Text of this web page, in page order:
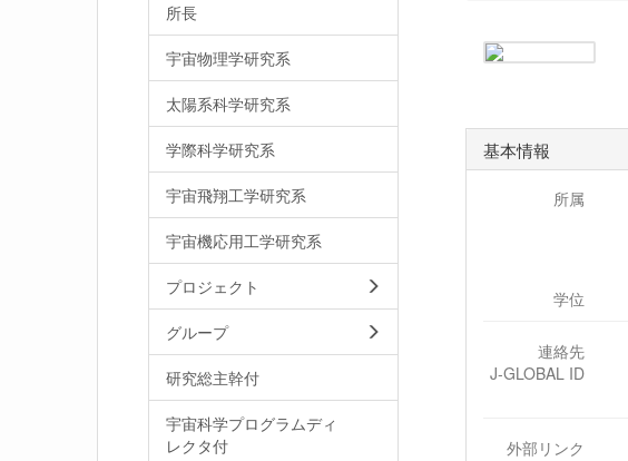
基本情報
所属
学位
連絡先
J-GLOBAL ID
外部リンク
所長
宇宙物理学研究系
太陽系科学研究系
学際科学研究系
宇宙飛翔工学研究系
宇宙機応用工学研究系
プロジェクト
グループ
研究総主幹付
宇宙科学プログラムディ
レクタ付